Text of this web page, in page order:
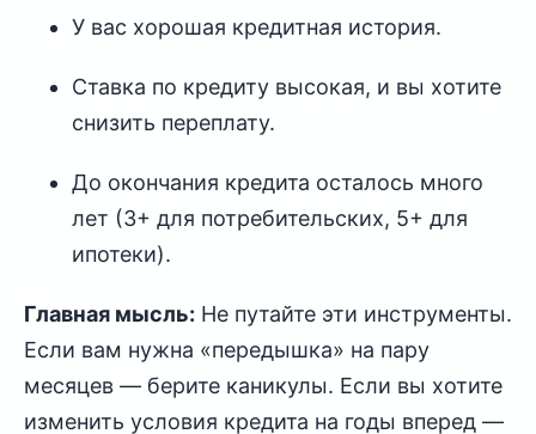
У вас хорошая кредитная история.
Ставка по кредиту высокая, и вы хотите
снизить переплату.
До окончания кредита осталось много
лет (3+ для потребительских, 5+ для
ипотеки).
Главная мысль: Не путайте эти инструменты.
Если вам нужна «передышка» на пару
месяцев — берите каникулы. Если вы хотите
изменить условия кредита на годы вперед —